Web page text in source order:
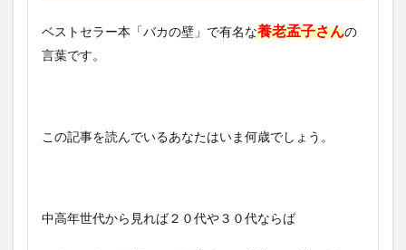
ベストセラー本「バカの壁」で有名な養老孟子さんの
言葉です。
この記事を読んでいるあなたはいま何歳でしょう。
中高年世代から見れば２０代や３０代ならば